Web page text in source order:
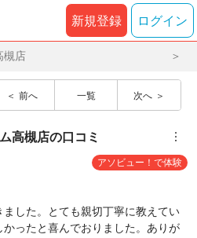
新規登録 ログイン
槻店
前へ 一覧 次へ
高槻店の口コミ ︙
アソビュー！で体験
した。とても親切丁寧に教えてい
ったと喜んでおりました。ありが